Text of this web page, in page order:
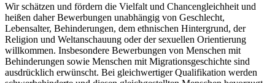
Wir schätzen und fördern die Vielfalt und Chancengleichheit und
heißen daher Bewerbungen unabhängig von Geschlecht,
Lebensalter, Behinderungen, dem ethnischen Hintergrund, der
Religion und Weltanschauung oder der sexuellen Orientierung
willkommen. Insbesondere Bewerbungen von Menschen mit
Behinderungen sowie Menschen mit Migrationsgeschichte sind
ausdrücklich erwünscht. Bei gleichwertiger Qualifikation werden